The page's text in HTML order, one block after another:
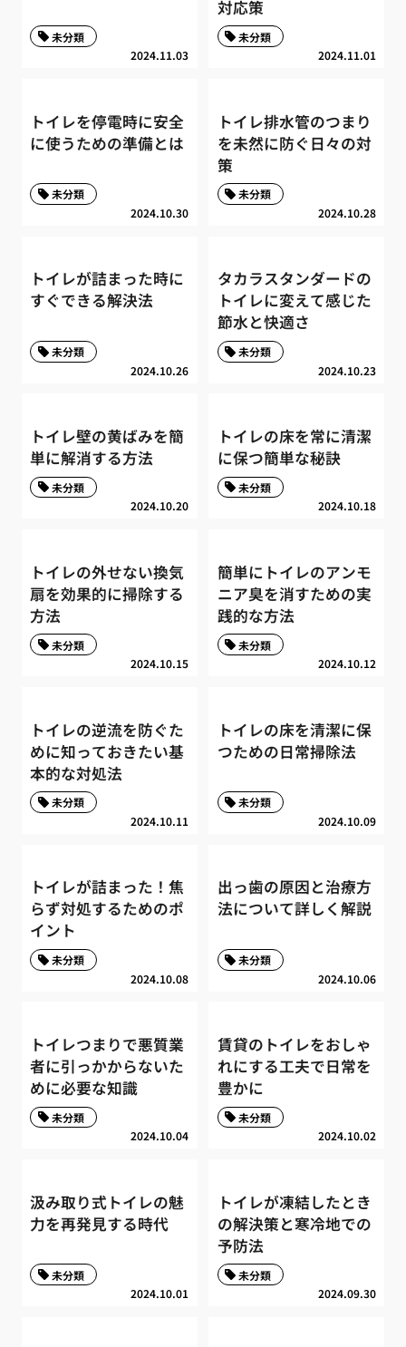
2024.11.03
未分類
対応策
2024.11.01
未分類
トイレを停電時に安全
に使うための準備とは
2024.10.30
未分類
トイレ排水管のつまり
を未然に防ぐ日々の対
策
2024.10.28
未分類
トイレが詰まった時に
すぐできる解決法
2024.10.26
未分類
タカラスタンダードの
トイレに変えて感じた
節水と快適さ
2024.10.23
未分類
トイレ壁の黄ばみを簡
単に解消する方法
2024.10.20
未分類
トイレの床を常に清潔
に保つ簡単な秘訣
2024.10.18
未分類
トイレの外せない換気
扇を効果的に掃除する
方法
2024.10.15
未分類
簡単にトイレのアンモ
ニア臭を消すための実
践的な方法
2024.10.12
未分類
トイレの逆流を防ぐた
めに知っておきたい基
本的な対処法
2024.10.11
未分類
トイレの床を清潔に保
つための日常掃除法
2024.10.09
未分類
トイレが詰まった！焦
らず対処するためのポ
イント
2024.10.08
未分類
出っ歯の原因と治療方
法について詳しく解説
2024.10.06
未分類
トイレつまりで悪質業
者に引っかからないた
めに必要な知識
2024.10.04
未分類
賃貸のトイレをおしゃ
れにする工夫で日常を
豊かに
2024.10.02
未分類
汲み取り式トイレの魅
力を再発見する時代
2024.10.01
未分類
トイレが凍結したとき
の解決策と寒冷地での
予防法
2024.09.30
未分類